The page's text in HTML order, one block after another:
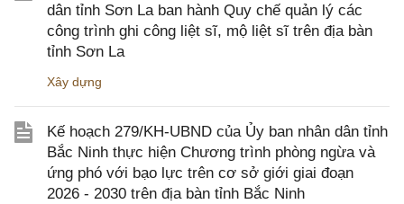
dân tỉnh Sơn La ban hành Quy chế quản lý các
công trình ghi công liệt sĩ, mộ liệt sĩ trên địa bàn
tỉnh Sơn La
Xây dựng
Kế hoạch 279/KH-UBND của Ủy ban nhân dân tỉnh
Bắc Ninh thực hiện Chương trình phòng ngừa và
ứng phó với bạo lực trên cơ sở giới giai đoạn
2026 - 2030 trên địa bàn tỉnh Bắc Ninh